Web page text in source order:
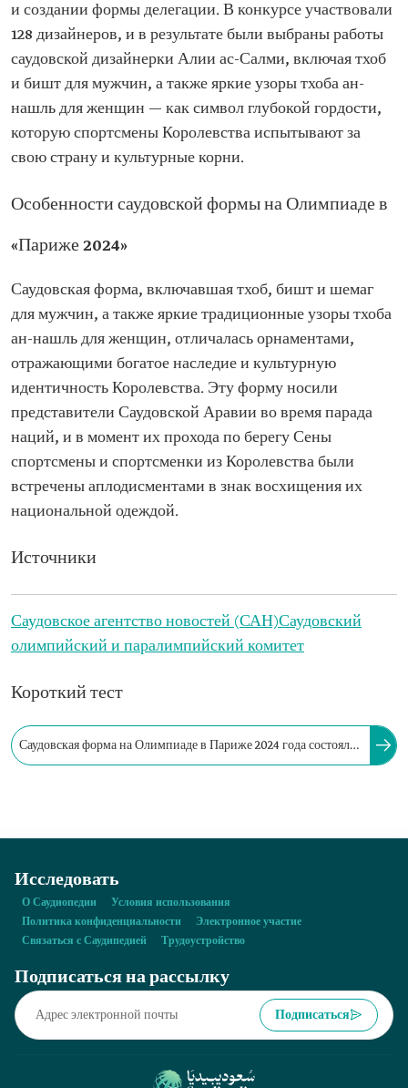
и создании формы делегации. В конкурсе участвовали
128 дизайнеров, и в результате были выбраны работы
саудовской дизайнерки Алии ас-Салми, включая тхоб
и бишт для мужчин, а также яркие узоры тхоба ан-
нашль для женщин — как символ глубокой гордости,
которую спортсмены Королевства испытывают за
свою страну и культурные корни.
Особенности саудовской формы на Олимпиаде в
«Париже 2024»
Саудовская форма, включавшая тхоб, бишт и шемаг
для мужчин, а также яркие традиционные узоры тхоба
ан-нашль для женщин, отличалась орнаментами,
отражающими богатое наследие и культурную
идентичность Королевства. Эту форму носили
представители Саудовской Аравии во время парада
наций, и в момент их прохода по берегу Сены
спортсмены и спортсменки из Королевства были
встречены аплодисментами в знак восхищения их
национальной одеждой.
Источники
Саудовское агентство новостей (САН)Саудовский
олимпийский и паралимпийский комитет
Короткий тест
Саудовская форма на Олимпиаде в Париже 2024 года состояла
Исследовать
О Саудиопедии
Условия использования
Политика конфиденциальности
Электронное участие
Связаться с Саудипедией
Трудоустройство
Подписаться на рассылку
Подписаться